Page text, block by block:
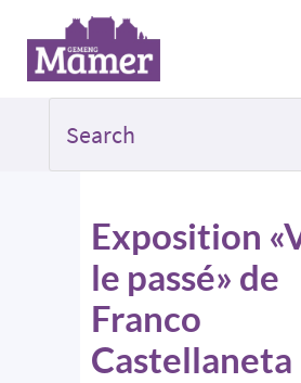
Exposition
le passé» de
Franco
Castellaneta